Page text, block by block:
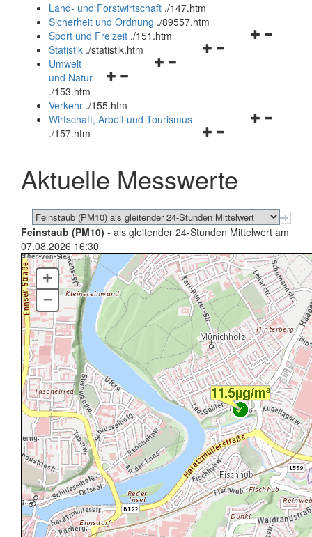
und
schließen
Land- und Forstwirtschaft ./147.htm
Sicherheit und Ordnung ./89557.htm
Navigationsmenü
Sport und Freizeit ./151.htm
Navigationsmenü
Statistik ./statistik.htm
Navigationsmenü
und
schließen
Umwelt
und Natur
./153.htm
Verkehr ./155.htm
Navigationsmenü
schließen
Wirtschaft, Arbeit und Tourismus
./157.htm
Aktuelle Messwerte
Feinstaub (PM10) - als gleitender 24-Stunden Mittelwert am
07.08.2026 16:30
+
–